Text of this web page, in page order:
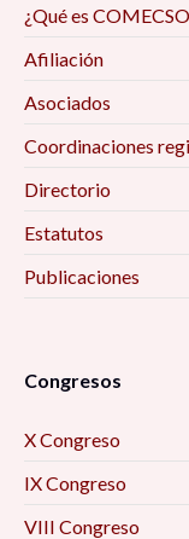
¿Qué es
Afiliación
Asociados
Coordinaciones
Directorio
Estatutos
Publicaciones
Congresos
X Congreso
IX Congreso
VIII Congreso